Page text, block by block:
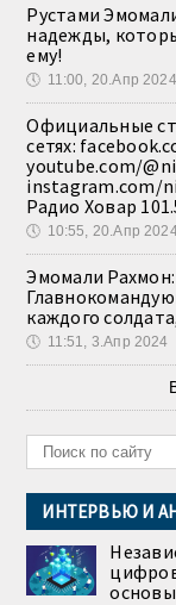
Рустами
надежды,
ему!
🕔 11:00, 20.Апр 2024
Официальные
сетях:
youtube.com/
instagram.com/
Радио Ховар
🕔 10:55, 20.Апр
Эмомали
каждого
🕔 11:51, 3.Апр 2024
ИНТЕРВЬЮ И